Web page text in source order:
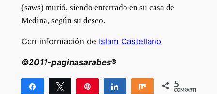
(saws) murió, siendo enterrado en su casa de
Medina, según su deseo.
Con información de Islam Castellano
©2011-paginasarabes®
Compartir Twittear Compartir Compartir
5
COMPARTIR